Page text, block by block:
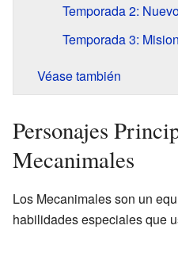
Temporada 2:
Temporada 3:
Véase también
Personajes
Mecanimales
Los Mecanimales son un
habilidades especiales que